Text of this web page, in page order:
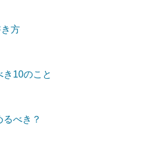
方
10のこと
べき？